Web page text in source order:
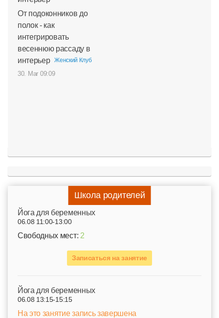
От подоконников до
полок - как
интегрировать
весеннюю рассаду в
интерьер
Женский Клуб
30. Mar 09:09
Школа родителей
Йога для беременных
06.08 11:00-13:00
Свободных мест: 2
Записаться на занятие
Йога для беременных
06.08 13:15-15:15
На это занятие запись завершена